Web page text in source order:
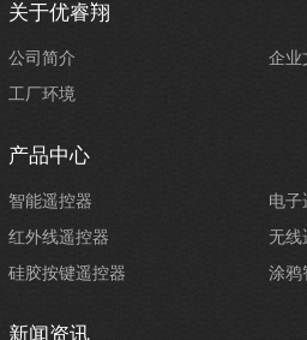
关于优睿翔
公司简介
企业
工厂环境
产品中心
智能遥控器
电子
红外线遥控器
无线
硅胶按键遥控器
涂鸦
新闻资讯